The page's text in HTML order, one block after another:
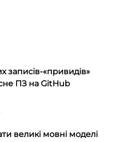
записів-«привидів»
ПЗ на GitHub
великі мовні моделі